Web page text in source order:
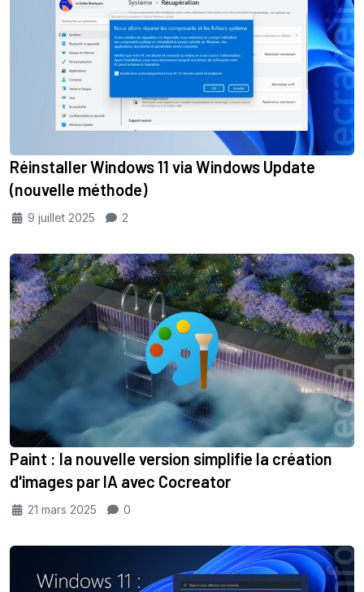
Réinstaller Windows 11 via Windows Update
(nouvelle méthode)
9 juillet 2025 2
Paint : la nouvelle version simplifie la création
d'images par IA avec Cocreator
21 mars 2025 0